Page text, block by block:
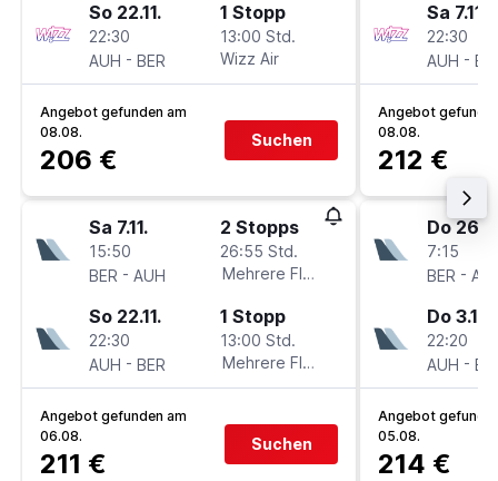
So 22.11.
22:30
AUH - BER
1 Stopp
13:00 Std.
Wizz Air
Angebot gefunden am
08.08.
206 €
Suchen
Sa 7.11.
15:50
BER - AUH
2 Stopps
26:55 Std.
Mehrere Fluglinien
So 22.11.
22:30
AUH - BER
1 Stopp
13:00 Std.
Mehrere Fluglinien
Angebot gefunden am
06.08.
211 €
Suchen
Sa 7.11.
22:30
AUH -
Angebot
08.08.
212 €
Do
7:15
BER -
Do 3.12.
22:20
AUH -
Angebot
05.08.
214 €